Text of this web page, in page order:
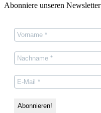
Abonniere unseren Newsletter